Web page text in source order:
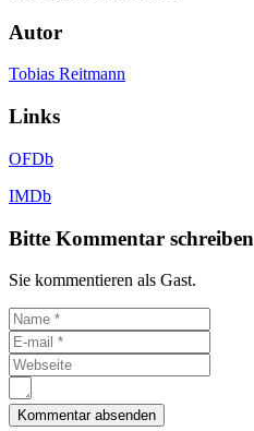
Autor
Tobias Reitmann
Links
OFDb
IMDb
Bitte Kommentar schreiben
Sie kommentieren als Gast.